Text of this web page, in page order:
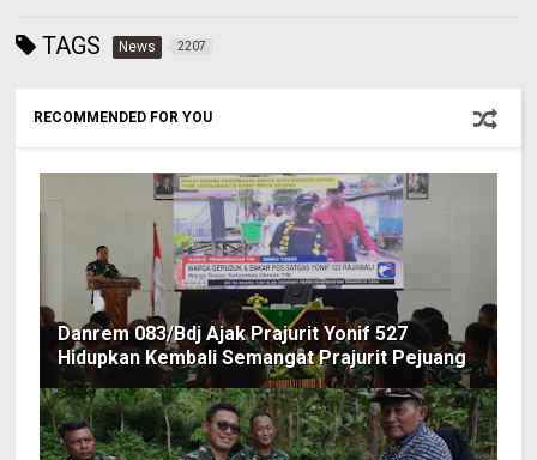
TAGS News 2207
RECOMMENDED FOR YOU
Danrem 083/Bdj Ajak Prajurit Yonif 527
Hidupkan Kembali Semangat Prajurit Pejuang